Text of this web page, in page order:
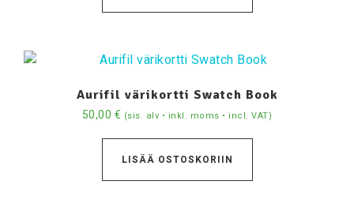
Aurifil värikortti Swatch Book
50,00 € (sis. alv • inkl. moms • incl. VAT)
LISÄÄ OSTOSKORIIN